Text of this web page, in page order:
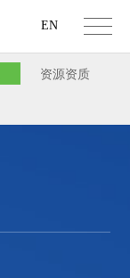
EN
资源资质